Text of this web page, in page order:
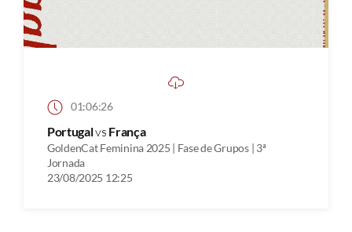
01:06:26
Portugalvs França
GoldenCat Feminina 2025 | Fase de Grupos | 3ª
Jornada
23/08/2025 12:25